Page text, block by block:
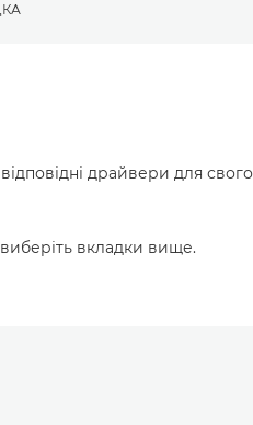
драйвери для
вкладки вище.